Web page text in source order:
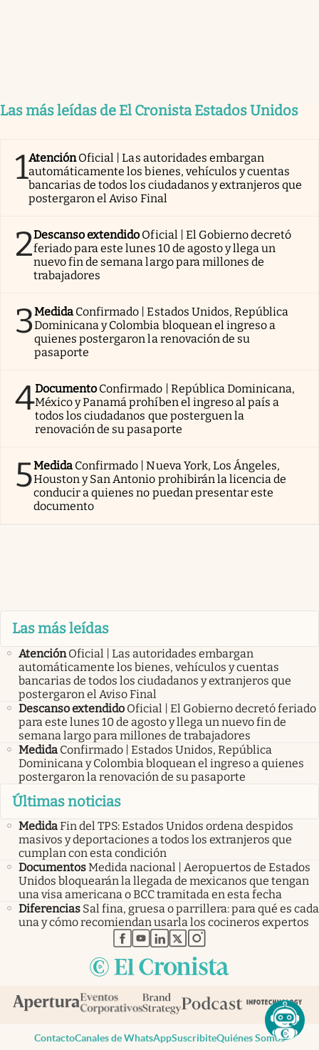
Las más leídas de El Cronista Estados Unidos
1AtenciónOficial | Las autoridades embargan
automáticamente los bienes, vehículos y cuentas
bancarias de todos los ciudadanos y extranjeros que
postergaron el Aviso Final
2Descanso extendido Oficial | El Gobierno decretó
feriado para este lunes 10 de agosto y llega un
nuevo fin de semana largo para millones de
trabajadores
3Medida Confirmado | Estados Unidos, República
Dominicana y Colombia bloquean el ingreso a
quienes postergaron la renovación de su
pasaporte
4Documento Confirmado | República Dominicana,
México y Panamá prohíben el ingreso al país a
todos los ciudadanos que posterguen la
renovación de su pasaporte
5Medida Confirmado | Nueva York, Los Ángeles,
Houston y San Antonio prohibirán la licencia de
conducir a quienes no puedan presentar este
documento
Las más leídas
Atención Oficial | Las autoridades embargan
automáticamente los bienes, vehículos y cuentas
bancarias de todos los ciudadanos y extranjeros que
postergaron el Aviso Final
Descanso extendido Oficial | El Gobierno decretó feriado
para este lunes 10 de agosto y llega un nuevo fin de
semana largo para millones de trabajadores
Medida Confirmado | Estados Unidos, República
Dominicana y Colombia bloquean el ingreso a quienes
postergaron la renovación de su pasaporte
Últimas noticias
MedidaFin del TPS: Estados Unidos ordena despidos
masivos y deportaciones a todos los extranjeros que
cumplan con esta condición
DocumentosMedida nacional | Aeropuertos de Estados
Unidos bloquearán la llegada de mexicanos que tengan
una visa americana o BCC tramitada en esta fecha
Diferencias Sal fina, gruesa o parrillera: para qué es cada
una y cómo recomiendan usarla los cocineros expertos
abre en nueva pestaña
abre en nueva pestaña
abre en nueva pestaña
abre en nueva pestaña
abre en nueva pestaña
ContactoCanales de WhatsAppSuscribiteQuiénes Somos